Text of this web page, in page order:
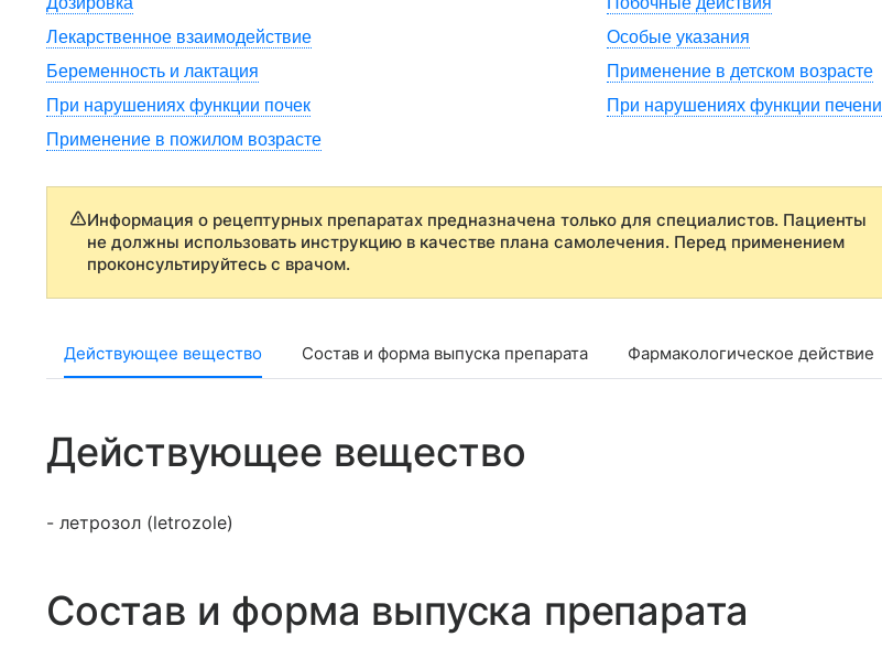
Лекарственное взаимодействие
Особые указания
Беременность и лактация
Применение в детском возрасте
При нарушениях функции почек
При нарушениях функции печени
Применение в пожилом возрасте
Информация о рецептурных препаратах предназначена только для специалистов. Пациенты
не должны использовать инструкцию в качестве плана самолечения. Перед применением
проконсультируйтесь с врачом.
Действующее вещество Состав и форма выпуска препарата Фармакологическое действие
Действующее вещество
- летрозол (letrozole)
Состав и форма выпуска препарата